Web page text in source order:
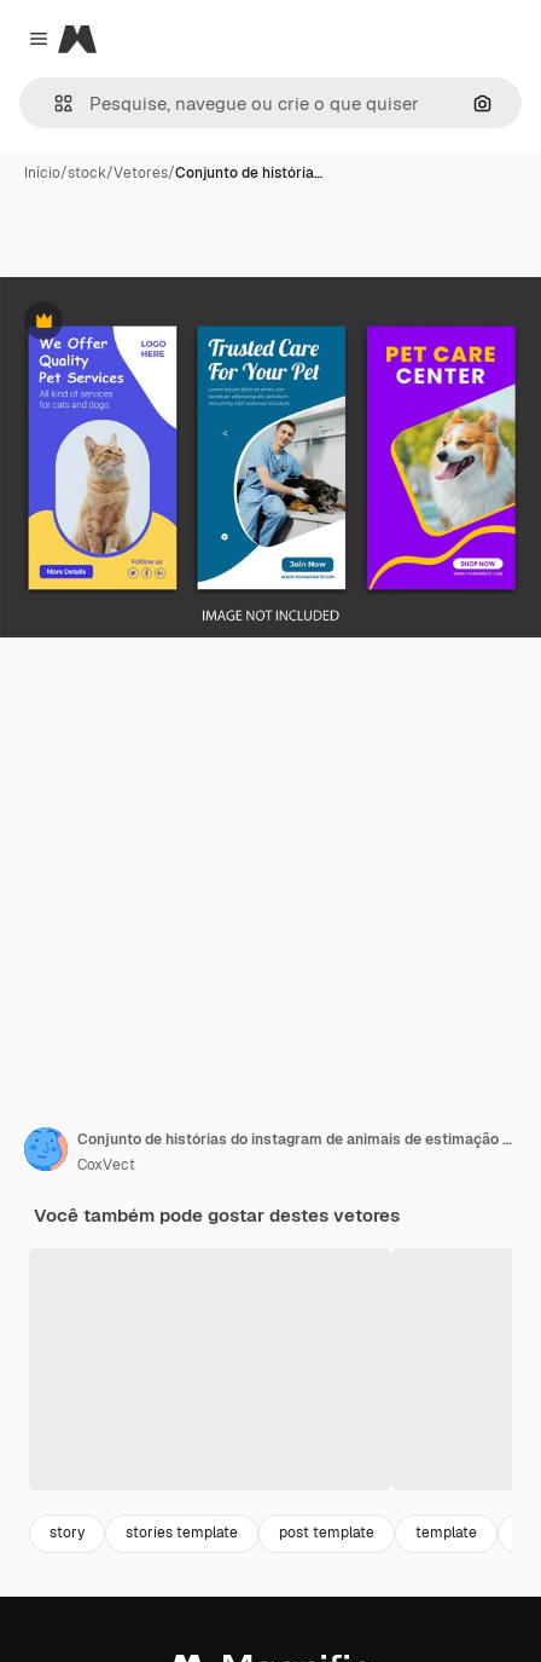
Close menu
Magnific
Início/stock/Vetores/Conjunto de história…
Premium
Conjunto de histórias do instagram de animais de estimação design de modelo de história de mídia social para animais de estimação
CoxVect
Você também pode gostar destes vetores
story stories template post template template